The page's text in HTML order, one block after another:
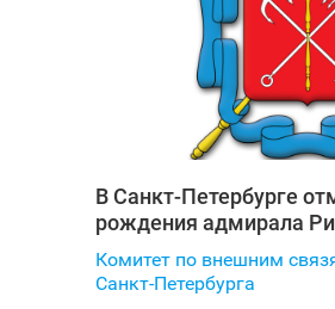
В Санкт‑Петербурге
рождения адмирала
Комитет по внешним
Санкт‑Петербурга